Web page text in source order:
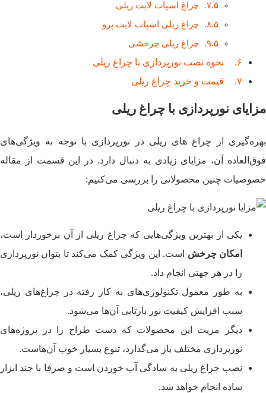
چراغ اسپات لایت ریلی
چراغ ریلی اسپات لایت پرو
چراغ ریلی چرخشی
نحوه نصب نورپردازی با چراغ ریلی
قیمت و خرید چراغ ریلی
مزایای نورپردازی با چراغ ریلی
بهره‌گیری از چراغ‌ های ریلی در نورپردازی با توجه به ویژگی‌های
فوق‌العاده آن، مزایای زیادی به دنبال دارد. در این قسمت از مقاله
خصوصیات چنین محصولاتی را بررسی می‌کنیم:
یکی از بهترین ویژگی‌هایی که چراغ‌ ریلی از آن برخوردار است،
امکان چرخش است. این ویژگی کمک می‌کند تا بتوان نورپردازی
را در هر جهتی انجام داد.
به طور معمول تکنولوژی‌های به کار رفته در چراغ‌های ریلی،
سبب افزایش کیفیت نور بازتابی آن‌ها می‌شود.
دیگر مزیت این محصولات که دست طراح را در پروژه‌های
نورپردازی مختلف باز می‌گذارد، تنوع بسیار خوب آن‌هاست.
نصب چراغ ریلی به سادگی آب خوردن است و صرفا با چند ابزار
ساده انجام خواهد شد.